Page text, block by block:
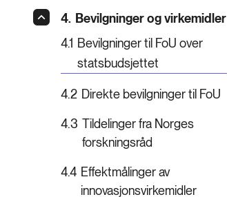
4. Bevilgninger og virkemidler
4.1 Bevilgninger til FoU over
statsbudsjettet
4.2 Direkte bevilgninger til FoU
4.3 Tildelinger fra Norges
forskningsråd
4.4 Effektmålinger av
innovasjonsvirkemidler